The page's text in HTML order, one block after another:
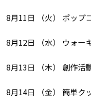
8月11日 （火） ポップ
8月12日 （水） ウォー
8月13日 （木） 創作活
8月14日 （金） 簡単ク